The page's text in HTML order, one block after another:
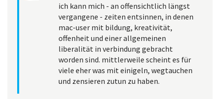
ich kann mich - an offensichtlich längst
vergangene - zeiten entsinnen, in denen
mac-user mit bildung, kreativität,
offenheit und einer allgemeinen
liberalität in verbindung gebracht
worden sind. mittlerweile scheint es für
viele eher was mit einigeln, wegtauchen
und zensieren zutun zu haben.